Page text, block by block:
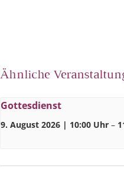
Ähnliche
Gottesdienst
9. August 2026 | 10:00 Uhr –